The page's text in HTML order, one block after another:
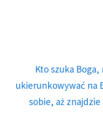
Kto szuka
ukierunkowywać na
sobie, aż